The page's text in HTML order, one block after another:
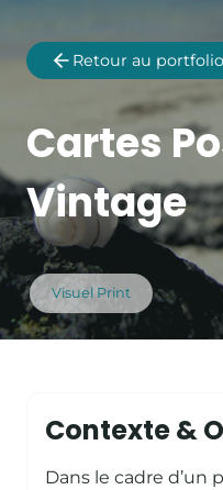
Retour au portfolio
Cartes
Vintage
Visuel Print
Contexte &
Dans le cadre d’un